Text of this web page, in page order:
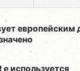
европейским
eиспользуется